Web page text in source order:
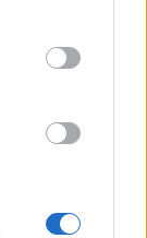
és az
majd
okozott az
(5